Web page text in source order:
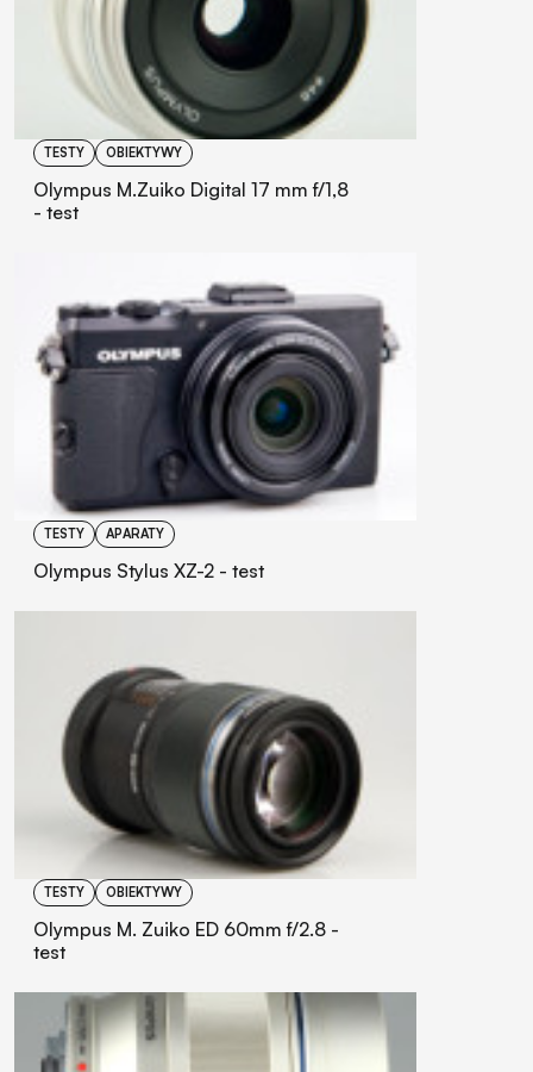
TESTY OBIEKTYWY
Olympus M.Zuiko Digital 17 mm f/1,8
- test
TESTY APARATY
Olympus Stylus XZ-2 - test
TESTY OBIEKTYWY
Olympus M. Zuiko ED 60mm f/2.8 -
test